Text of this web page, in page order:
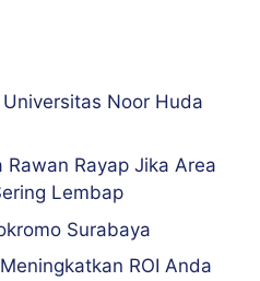
Noor Huda
Rawan Rayap Jika Area
Lembap
Surabaya
ROI Anda